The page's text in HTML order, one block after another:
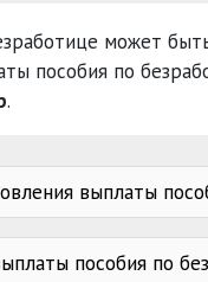
может
пособия по
.
выплаты
было
пособия по